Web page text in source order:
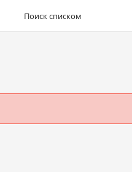
Поиск списком